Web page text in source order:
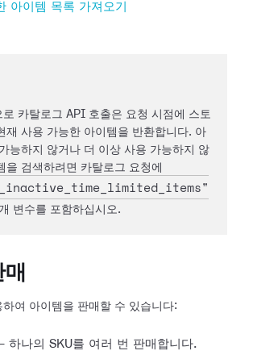
아이템 목록 가져오기
로 카탈로그 API 호출은 요청 시점에 스토
재 사용 가능한 아이템을 반환합니다. 아
능하지 않거나 더 이상 사용 가능하지 않
을 검색하려면 카탈로그 요청에
변수를 포함하십시오.
여 아이템을 판매할 수 있습니다:
하나의 SKU를 여러 번 판매합니다.